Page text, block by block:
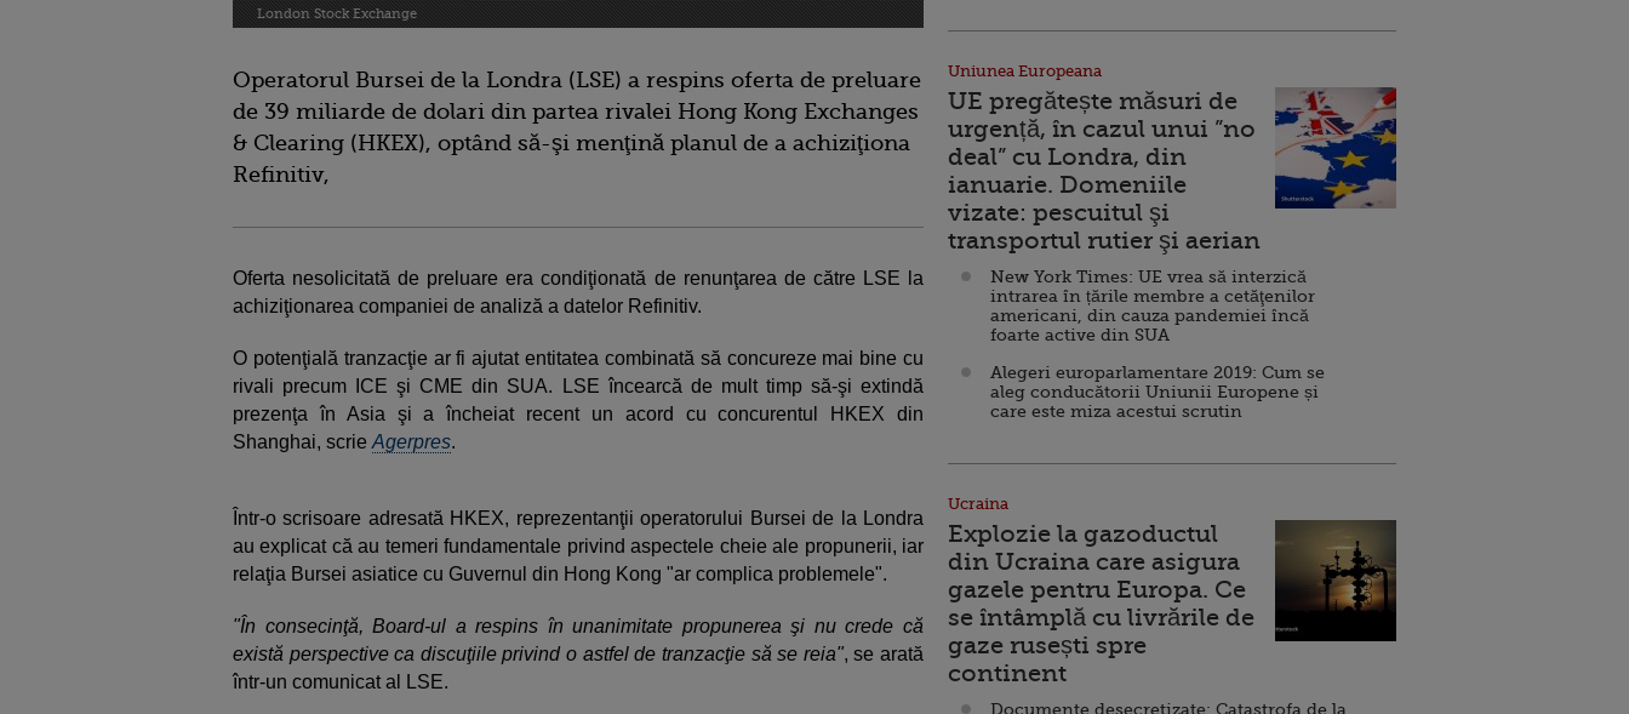
London Stock Exchange
Operatorul Bursei de la Londra (LSE) a respins oferta de preluare
de 39 miliarde de dolari din partea rivalei Hong Kong Exchanges
& Clearing (HKEX), optând să-şi menţină planul de a achiziţiona
Refinitiv,
Oferta nesolicitată de preluare era condiţionată de renunţarea de către LSE la
achiziţionarea companiei de analiză a datelor Refinitiv.
O potenţială tranzacţie ar fi ajutat entitatea combinată să concureze mai bine cu
rivali precum ICE şi CME din SUA. LSE încearcă de mult timp să-şi extindă
prezenţa în Asia şi a încheiat recent un acord cu concurentul HKEX din
Shanghai, scrie Agerpres.
Într-o scrisoare adresată HKEX, reprezentanţii operatorului Bursei de la Londra
au explicat că au temeri fundamentale privind aspectele cheie ale propunerii, iar
relaţia Bursei asiatice cu Guvernul din Hong Kong "ar complica problemele".
"În consecinţă, Board-ul a respins în unanimitate propunerea şi nu crede că
există perspective ca discuţiile privind o astfel de tranzacţie să se reia", se arată
într-un comunicat al LSE.
Uniunea Europeana
UE pregătește măsuri de
urgență, în cazul unui ”no
deal” cu Londra, din
ianuarie. Domeniile
vizate: pescuitul şi
transportul rutier şi aerian
New York Times: UE vrea să interzică
intrarea în țările membre a cetăţenilor
americani, din cauza pandemiei încă
foarte active din SUA
Alegeri europarlamentare 2019: Cum se
aleg conducătorii Uniunii Europene și
care este miza acestui scrutin
Ucraina
Explozie la gazoductul
din Ucraina care asigura
gazele pentru Europa. Ce
se întâmplă cu livrările de
gaze rusești spre
continent
Documente desecretizate: Catastrofa de la